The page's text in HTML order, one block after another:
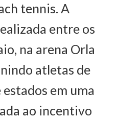
tennis. A
entre os
na arena Orla
atletas de
em uma
ao incentivo